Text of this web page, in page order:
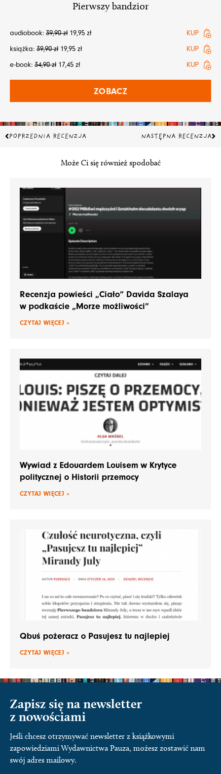
Pierwszy bandzior
audiobook: 39,90zł 19,95 zł
KUP
książka: 39,90zł 19,95 zł
KUP
e-book: 34,90zł 17,45 zł KUP
ZOBACZ
Prev
POPRZEDNIA RECENZJA NASTĘPNA RECENZJA
Może Ci się również spodobać
Recenzja powieści „Ciało” Davida Szalaya
w podkaście „Morze możliwości”
CZYTAJ WIĘCEJ »
Wywiad z Edouardem Louisem w Krytyce
politycznej o Historii przemocy
CZYTAJ WIĘCEJ »
Qbuś pożeracz o Pasujesz tu najlepiej
CZYTAJ WIĘCEJ »
Zapisz się na newsletter
z nowościami
Jeśli chcesz otrzymywać newsletter z książkowymi
zapowiedziami Wydawnictwa Pauza, możesz zostawić nam
swój adres mailowy.